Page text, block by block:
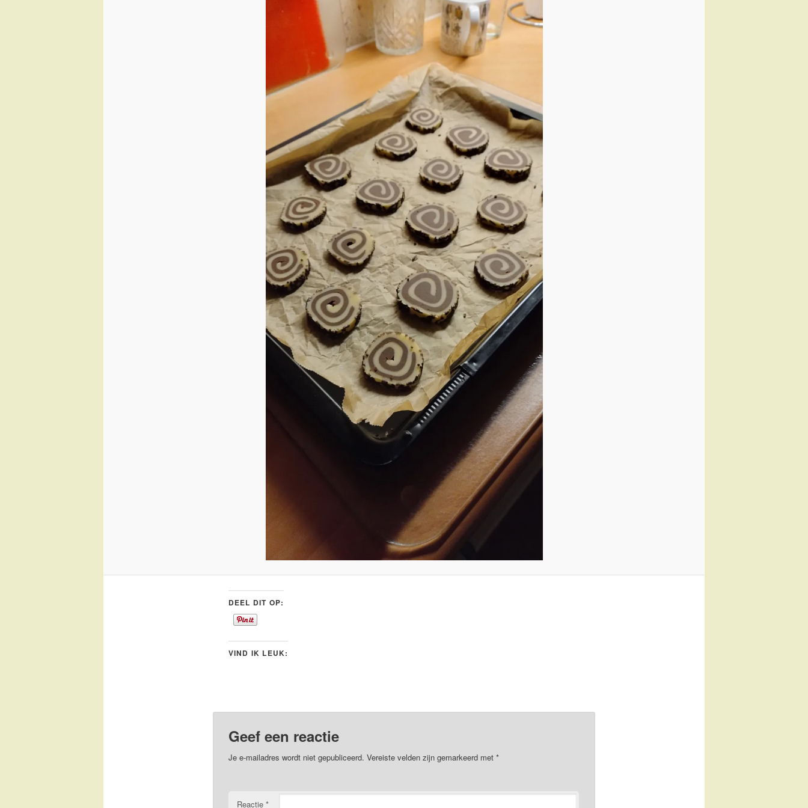
DEEL DIT OP:
VIND IK LEUK:
Geef een reactie
Je e-mailadres wordt niet gepubliceerd. Vereiste velden zijn gemarkeerd met *
Reactie *